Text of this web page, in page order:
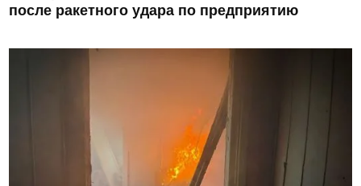
после ракетного удара по предприятию